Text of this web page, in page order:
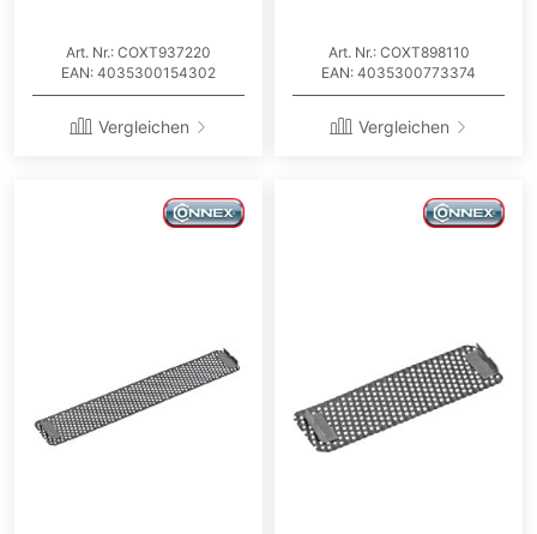
Art. Nr.: COXT937220
EAN: 4035300154302
Vergleichen
Art. Nr.: COXT898110
EAN: 4035300773374
Vergleichen